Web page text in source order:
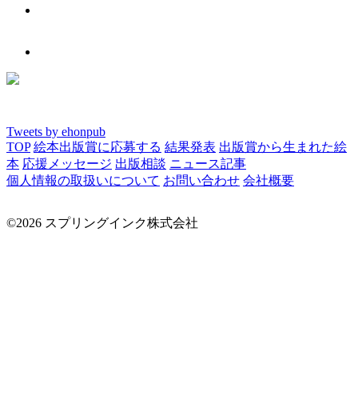
Tweets by ehonpub
TOP 絵本出版賞に応募する 結果発表 出版賞から生まれた絵
本 応援メッセージ 出版相談 ニュース記事
個人情報の取扱いについて お問い合わせ 会社概要
©2026 スプリングインク株式会社